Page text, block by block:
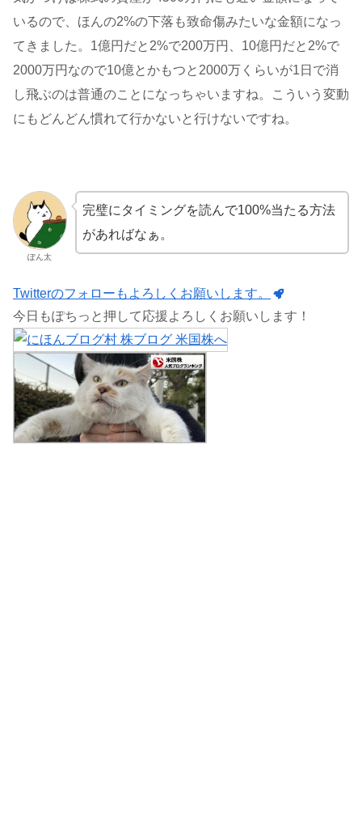
いるので、ほんの2%の下落も致命傷みたいな金額になっ
てきました。1億円だと2%で200万円、10億円だと2%で
2000万円なので10億とかもつと2000万くらいが1日で消
し飛ぶのは普通のことになっちゃいますね。こういう変動
にもどんどん慣れて行かないと行けないですね。
ぽん太
完璧にタイミングを読んで100%当たる方法
があればなぁ。
Twitterのフォローもよろしくお願いします。
今日もぽちっと押して応援よろしくお願いします！